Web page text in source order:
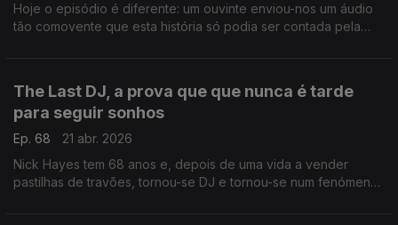
Hoje o episódio é diferente: um ouvinte enviou-nos um áudio
tão comovente que esta história só podia ser contada pela
The Last DJ, a prova que que nunca é tarde
para seguir sonhos
Ep. 68
21 abr. 2026
Nick Hayes tem 68 anos e, depois de uma vida a vender
pastilhas de travões, tornou-se DJ e tornou-se num fenómeno